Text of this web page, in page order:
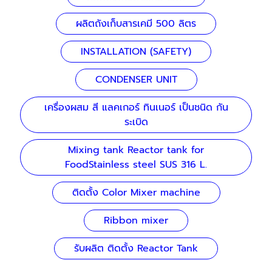
ผลิตถังเก็บสารเคมี 500 ลิตร
INSTALLATION (SAFETY)
CONDENSER UNIT
เครื่องผสม สี แลคเกอร์ ทินเนอร์ เป็นชนิด กัน
ระเบิด
Mixing tank Reactor tank for
FoodStainless steel SUS 316 L.
ติดตั้ง Color Mixer machine
Ribbon mixer
รับผลิต ติดตั้ง Reactor Tank